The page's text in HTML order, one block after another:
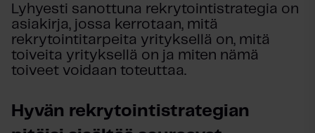
Lyhyesti sanottuna rekrytointistrategia on
asiakirja, jossa kerrotaan, mitä
rekrytointitarpeita yrityksellä on, mitä
toiveita yrityksellä on ja miten nämä
toiveet voidaan toteuttaa.
Hyvän rekrytointistrategian